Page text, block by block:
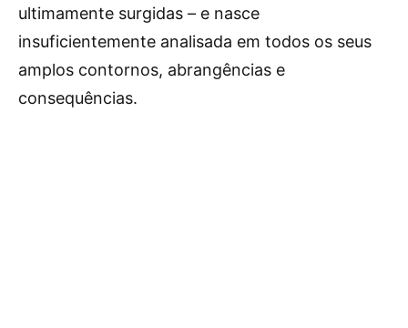
ultimamente surgidas – e nasce
insuficientemente analisada em todos os seus
amplos contornos, abrangências e
consequências.